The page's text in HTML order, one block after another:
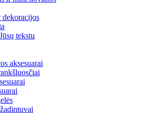
dekoracijos
tekstu
aksesuarai